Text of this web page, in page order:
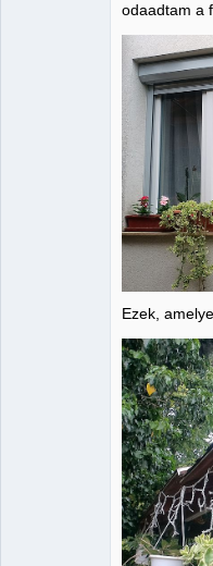
odaadtam a
Ezek,